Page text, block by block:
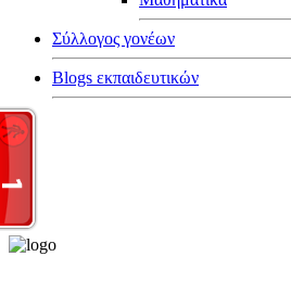
Σύλλογος γονέων
Blogs εκπαιδευτικών